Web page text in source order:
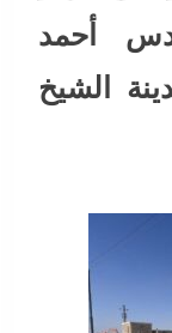
أحمد
الشيخ